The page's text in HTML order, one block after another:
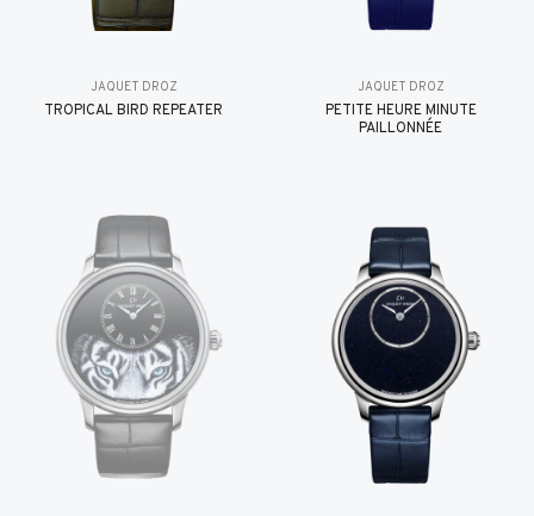
JAQUET DROZ
TROPICAL BIRD REPEATER
JAQUET DROZ
PETITE HEURE MINUTE
PAILLONNÉE